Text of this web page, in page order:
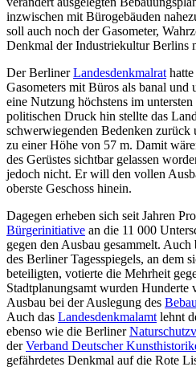
inzwischen mit Bürogebäuden
soll auch noch der Gasometer,
Denkmal der Industriekultur Berlins
Der BerlinerLandesdenkmalrat
Gasometers mit Büros als banal und
eine Nutzung höchstens im
politischen Druck hin stellte das
schwerwiegenden Bedenken zurück
zu einer Höhe von 57 m. Damit
des Gerüstes sichtbar gelassen
jedoch nicht. Er will den vollen
oberste Geschoss hinein.
Dagegen erheben sich seit Jahren
Bürgerinitiative an die 11 000
gegen den Ausbau gesammelt. Auch
des Berliner Tagesspiegels, an dem
beteiligten, votierte die Mehrheit
Stadtplanungsamt wurden Hunderte
Ausbau bei der Auslegung des
Auch das Landesdenkmalamt lehnt
ebenso wie die Berliner
derVerband Deutscher
gefährdetes Denkmal auf die Rote